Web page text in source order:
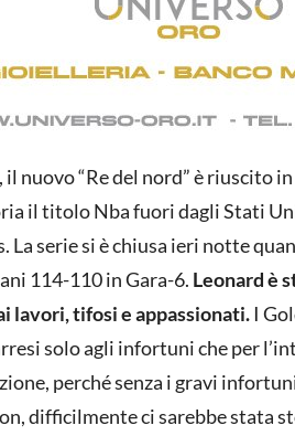
il nuovo “Re del nord” è riuscito
il titolo Nba fuori dagli Stati
La serie si è chiusa ieri notte
114-110 in Gara-6. Leonard è
lavori, tifosi e appassionati.I
solo agli infortuni che per
perché senza i gravi
difficilmente ci sarebbe stata